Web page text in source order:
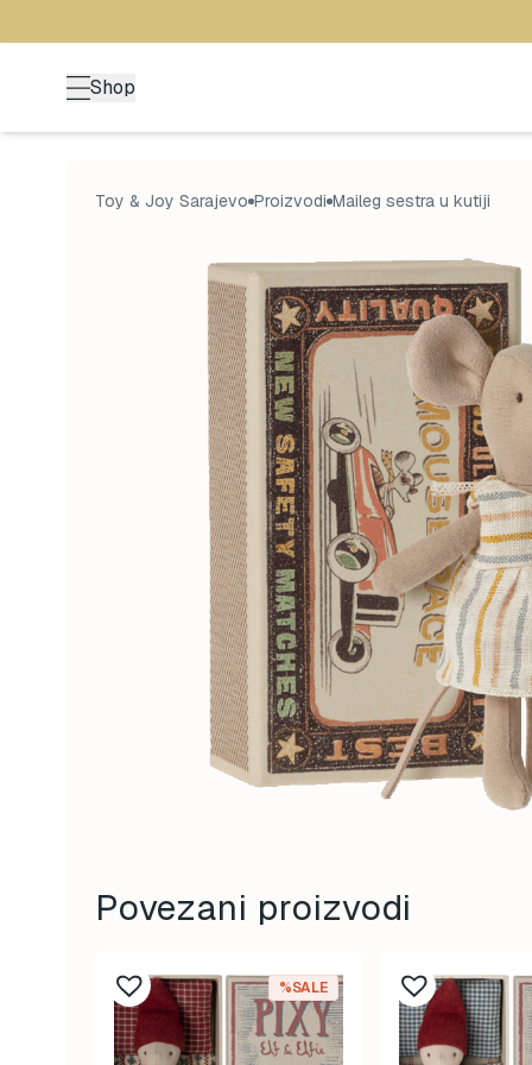
Shop
Toy & Joy Sarajevo Proizvodi Maileg sestra u kutiji
Povezani proizvodi
%SALE